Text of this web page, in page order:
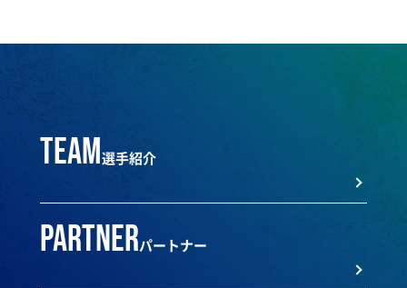
team選手紹介
partnerパートナー